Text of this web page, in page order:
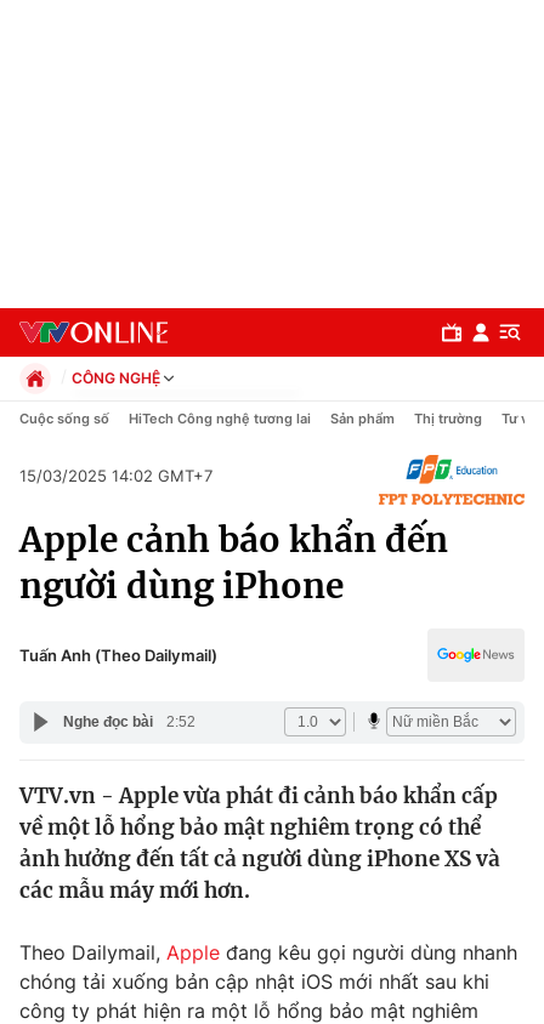
Chính trị
Thế giới
Tin tức
Câu chuyện quốc tế
Kinh tế
Tài chính
Thị trường
Dữ liệu và đời sống
CÔNG NGHỆ
Chính trị
Pháp luật
Thể thao
Truyền hình
Văn hóa - Giải trí
Đời sống
Giáo dục
Cuộc sống số HiTech Công nghệ tương lai Sản phẩm Thị trường Tư vấn
15/03/2025 14:02 GMT+7
Apple cảnh báo khẩn đến
người dùng iPhone
Tuấn Anh (Theo Dailymail)
Nghe đọc bài 2:52
VTV.vn - Apple vừa phát đi cảnh báo khẩn cấp
về một lỗ hổng bảo mật nghiêm trọng có thể
ảnh hưởng đến tất cả người dùng iPhone XS và
các mẫu máy mới hơn.
Theo Dailymail, Apple đang kêu gọi người dùng nhanh
chóng tải xuống bản cập nhật iOS mới nhất sau khi
công ty phát hiện ra một lỗ hổng bảo mật nghiêm